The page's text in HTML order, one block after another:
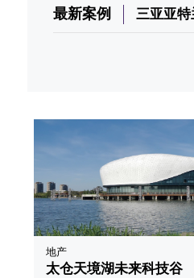
最新案例 三亚亚
地产
太仓天境湖未来科技谷